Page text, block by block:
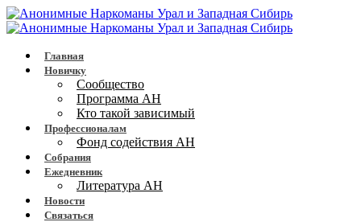
Главная
Новичку
Сообщество
Программа АН
Кто такой зависимый
Профессионалам
Фонд содействия АН
Собрания
Ежедневник
Литература АН
Новости
Связаться